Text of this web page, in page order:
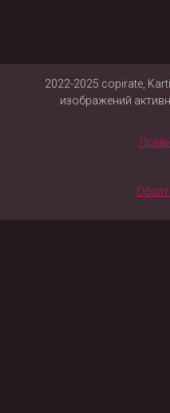
2022-2025 copirate,
изображений